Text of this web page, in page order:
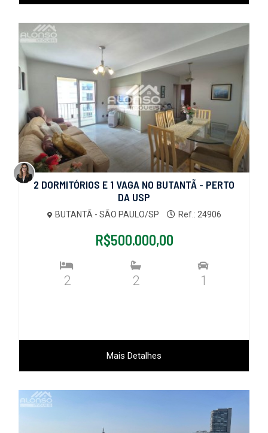
2 DORMITÓRIOS E 1 VAGA NO BUTANTÃ - PERTO
DA USP
BUTANTÃ - SÃO PAULO/SP Ref.: 24906
R$500.000,00
2 2 1
Mais Detalhes